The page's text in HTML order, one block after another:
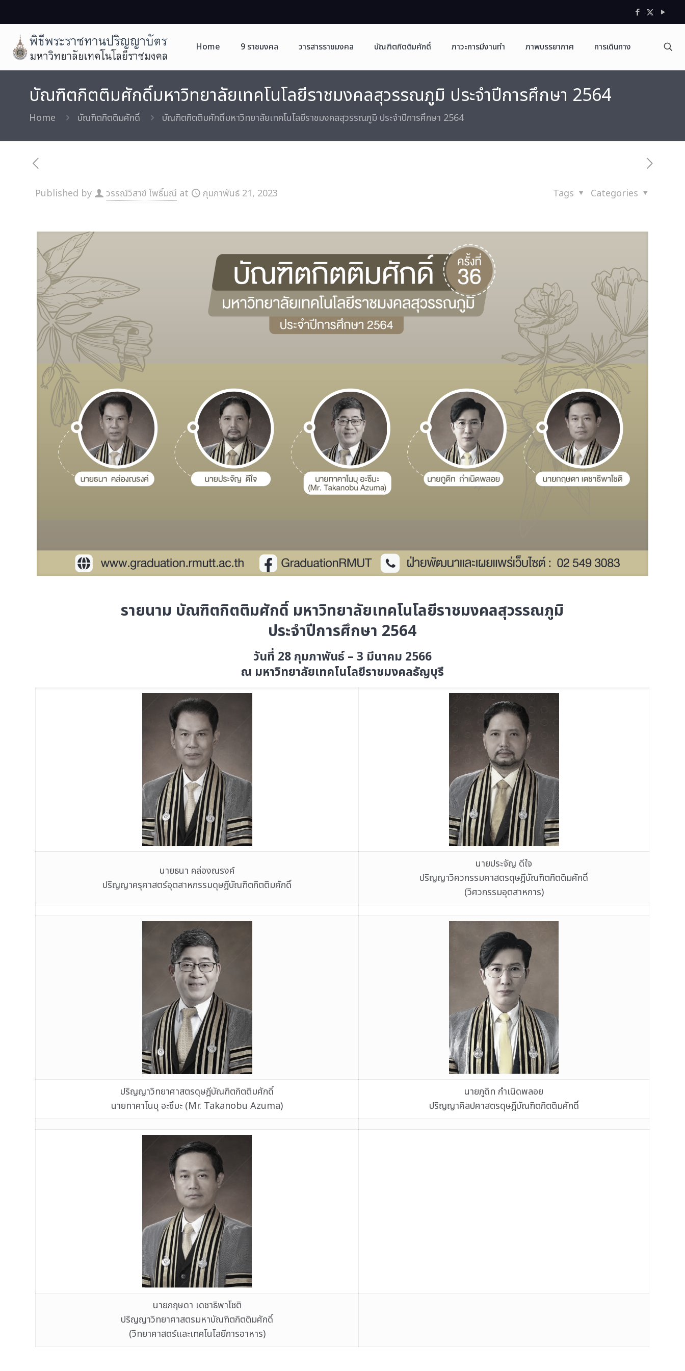
Home 9 ราชมงคล วารสารราชมงคล บัณฑิตกิตติมศักดิ์ ภาวะการมีงานทำ ภาพบรรยากาศ การเดินทาง
บัณฑิตกิตติมศักดิ์มหาวิทยาลัยเทคโนโลยีราชมงคลสุวรรณภูมิ ประจำปีการศึกษา 2564
Home บัณฑิตกิตติมศักดิ์ บัณฑิตกิตติมศักดิ์มหาวิทยาลัยเทคโนโลยีราชมงคลสุวรรณภูมิ ประจำปีการศึกษา 2564
Published by วรรณ์วิสาข์ โพธิ์มณี at กุมภาพันธ์ 21, 2023 Categories
Tags
รายนาม บัณฑิตกิตติมศักดิ์ มหาวิทยาลัยเทคโนโลยีราชมงคลสุวรรณภูมิ
ประจำปีการศึกษา 2564
วันที่ 28 กุมภาพันธ์ – 3 มีนาคม 2566
ณ มหาวิทยาลัยเทคโนโลยีราชมงคลธัญบุรี
นายธนา คล่องณรงค์
ปริญญาครุศาสตร์อุตสาหกรรมดุษฎีบัณฑิตกิตติมศักดิ์
นายประจัญ ดีใจ
ปริญญาวิศวกรรมศาสตรดุษฎีบัณฑิตกิตติมศักดิ์
(วิศวกรรมอุตสาหการ)
ปริญญาวิทยาศาสตรดุษฎีบัณฑิตกิตติมศักดิ์
นายทาคาโนบุ อะซึมะ (Mr. Takanobu Azuma)
นายภูดิท กำเนิดพลอย
ปริญญาศิลปศาสตรดุษฎีบัณฑิตกิตติมศักดิ์
นายกฤษดา เดชาธิพาโชติ
ปริญญาวิทยาศาสตรมหาบัณฑิตกิตติมศักดิ์
(วิทยาศาสตร์และเทคโนโลยีการอาหาร)